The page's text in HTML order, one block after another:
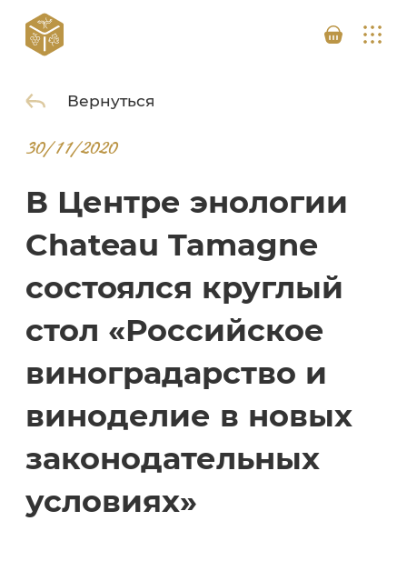
Вернуться
30/11/2020
В Центре энологии
Chateau Tamagne
состоялся круглый
стол «Российское
виноградарство и
виноделие в новых
законодательных
условиях»